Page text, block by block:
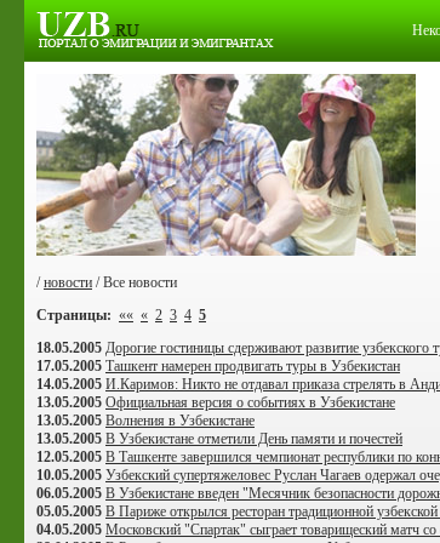
/новости / Все новости
Страницы: «« « 2 3 4 5
18.05.2005 Дорогие гостиницы сдерживают развитие узбекского
17.05.2005 Ташкент намерен продвигать туры в Узбекистан
14.05.2005 И.Каримов: Никто не отдавал приказа стрелять в
13.05.2005 Официальная версия о событиях в Узбекистане
13.05.2005 Волнения в Узбекистане
13.05.2005 В Узбекистане отметили День памяти и почестей
12.05.2005 В Ташкенте завершился чемпионат республики по
10.05.2005 Узбекский супертяжеловес Руслан Чагаев одержал
06.05.2005 В Узбекистане введен "Месячник безопасности
05.05.2005 В Париже открылся ресторан традиционной
04.05.2005 Московский "Спартак" сыграет товарищеский матч со